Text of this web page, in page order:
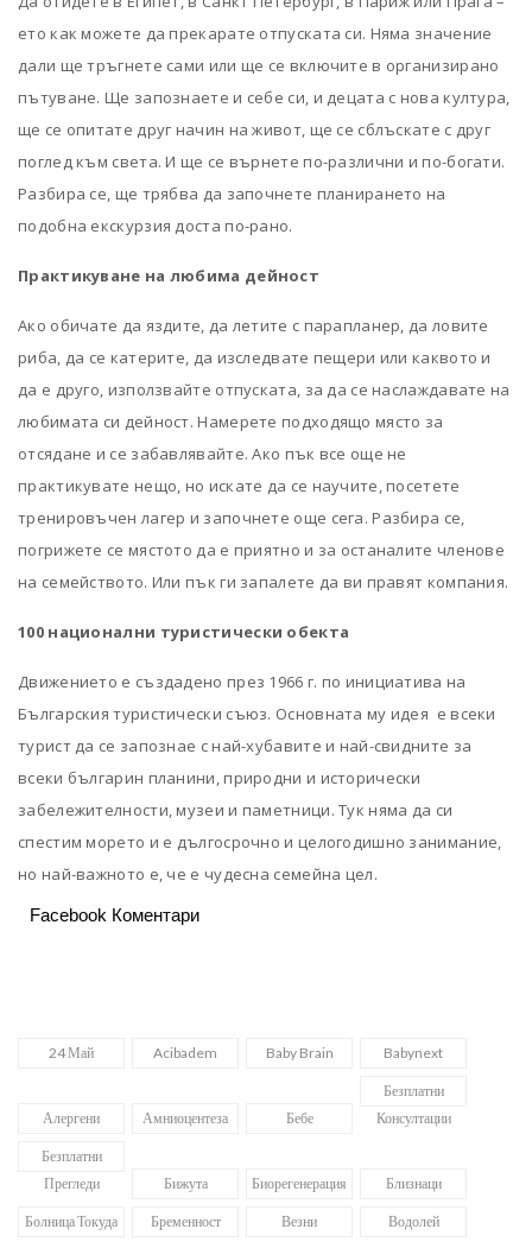
ето как можете да прекарате отпуската си. Няма значение
дали ще тръгнете сами или ще се включите в организирано
пътуване. Ще запознаете и себе си, и децата с нова култура,
ще се опитате друг начин на живот, ще се сблъскате с друг
поглед към света. И ще се върнете по-различни и по-богати.
Разбира се, ще трябва да започнете планирането на
подобна екскурзия доста по-рано.
Практикуване на любима дейност
Ако обичате да яздите, да летите с парапланер, да ловите
риба, да се катерите, да изследвате пещери или каквото и
да е друго, използвайте отпуската, за да се наслаждавате на
любимата си дейност. Намерете подходящо място за
отсядане и се забавлявайте. Ако пък все още не
практикувате нещо, но искате да се научите, посетете
тренировъчен лагер и започнете още сега. Разбира се,
погрижете се мястото да е приятно и за останалите членове
на семейството. Или пък ги запалете да ви правят компания.
100 национални туристически обекта
Движението е създадено през 1966 г. по инициатива на
Българския туристически съюз. Основната му идея е всеки
турист да се запознае с най-хубавите и най-свидните за
всеки българин планини, природни и исторически
забележителности, музеи и паметници. Тук няма да си
спестим морето и е дългосрочно и целогодишно занимание,
но най-важното е, че е чудесна семейна цел.
Facebook Коментари
24 Май Acibadem Baby Brain Babynext
Алергени Амниоцентеза Бебе
Безплатни
Консултации
Безплатни
Прегледи
Бижута Биорегенерация Близнаци
Болница Токуда Бременност Везни Водолей